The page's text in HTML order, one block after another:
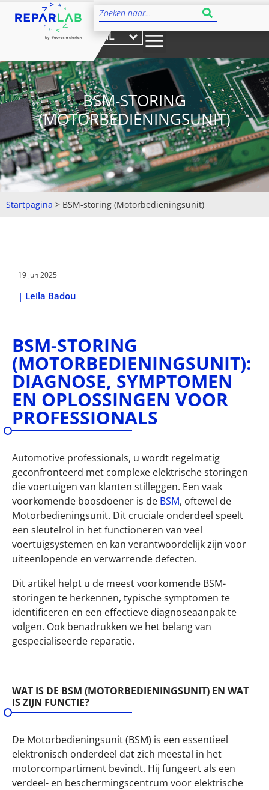
NL
BSM-STORING
(MOTORBEDIENINGSUNIT)
Startpagina > BSM-storing (Motorbedieningsunit)
19 jun 2025
| Leila Badou
BSM-STORING
(MOTORBEDIENINGSUNIT):
DIAGNOSE, SYMPTOMEN
EN OPLOSSINGEN VOOR
PROFESSIONALS
Automotive professionals, u wordt regelmatig
geconfronteerd met complexe elektrische storingen
die voertuigen van klanten stilleggen. Een vaak
voorkomende boosdoener is de BSM, oftewel de
Motorbedieningsunit. Dit cruciale onderdeel speelt
een sleutelrol in het functioneren van veel
voertuigsystemen en kan verantwoordelijk zijn voor
uiteenlopende en verwarrende defecten.
Dit artikel helpt u de meest voorkomende BSM-
storingen te herkennen, typische symptomen te
identificeren en een effectieve diagnoseaanpak te
volgen. Ook benadrukken we het belang van
gespecialiseerde reparatie.
WAT IS DE BSM (MOTORBEDIENINGSUNIT) EN WAT
IS ZIJN FUNCTIE?
De Motorbedieningsunit (BSM) is een essentieel
elektronisch onderdeel dat zich meestal in het
motorcompartiment bevindt. Hij fungeert als een
verdeel- en beschermingscentrum voor elektrische